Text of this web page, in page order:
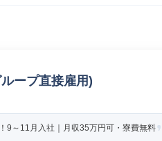
ープ直接雇用)
9～11月入社｜月収35万円可・寮費無料